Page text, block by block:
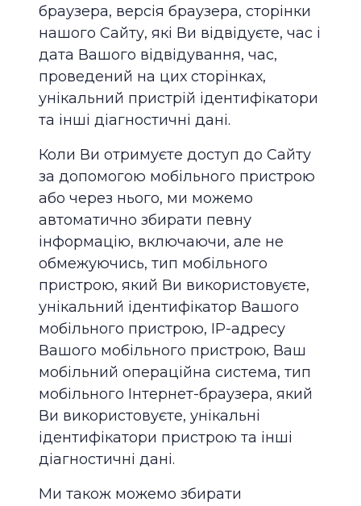
браузера, версія браузера, сторінки
нашого Сайту, які Ви відвідуєте, час і
дата Вашого відвідування, час,
проведений на цих сторінках,
унікальний пристрій ідентифікатори
та інші діагностичні дані.
Коли Ви отримуєте доступ до Сайту
за допомогою мобільного пристрою
або через нього, ми можемо
автоматично збирати певну
інформацію, включаючи, але не
обмежуючись, тип мобільного
пристрою, який Ви використовуєте,
унікальний ідентифікатор Вашого
мобільного пристрою, IP-адресу
Вашого мобільного пристрою, Ваш
мобільний операційна система, тип
мобільного Інтернет-браузера, який
Ви використовуєте, унікальні
ідентифікатори пристрою та інші
діагностичні дані.
Ми також можемо збирати